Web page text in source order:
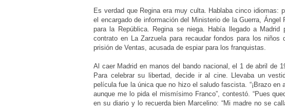
Es verdad que Regina era muy culta. Hablaba cinco idiomas:
el encargado de información del Ministerio de la Guerra,
para la República. Regina se niega. Había llegado a
contrato en La Zarzuela para recaudar fondos para los
prisión de Ventas, acusada de espiar para los franquistas.
Al caer Madrid en manos del bando nacional, el 1 de abril de
Para celebrar su libertad, decide ir al cine. Llevaba un
película fue la única que no hizo el saludo fascista. “¡Brazo en
aunque me lo pida el mismísimo Franco”, contestó. “Pues
en su diario y lo recuerda bien Marcelino: “Mi madre no se